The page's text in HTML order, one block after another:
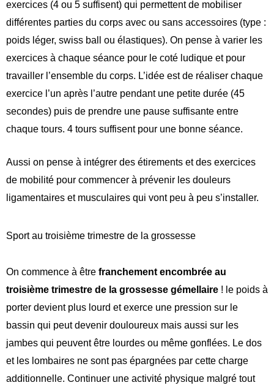
exercices (4 ou 5 suffisent) qui permettent de mobiliser
différentes parties du corps avec ou sans accessoires (type :
poids léger, swiss ball ou élastiques). On pense à varier les
exercices à chaque séance pour le coté ludique et pour
travailler l’ensemble du corps. L’idée est de réaliser chaque
exercice l’un après l’autre pendant une petite durée (45
secondes) puis de prendre une pause suffisante entre
chaque tours. 4 tours suffisent pour une bonne séance.
Aussi on pense à intégrer des étirements et des exercices
de mobilité pour commencer à prévenir les douleurs
ligamentaires et musculaires qui vont peu à peu s’installer.
Sport au troisième trimestre de la grossesse
On commence à être franchement encombrée au
troisième trimestre de la grossesse gémellaire ! le poids à
porter devient plus lourd et exerce une pression sur le
bassin qui peut devenir douloureux mais aussi sur les
jambes qui peuvent être lourdes ou même gonflées. Le dos
et les lombaires ne sont pas épargnées par cette charge
additionnelle. Continuer une activité physique malgré tout